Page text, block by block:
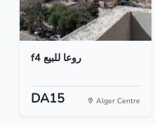
f4 روعا للبيع
DA15 Alger Centre